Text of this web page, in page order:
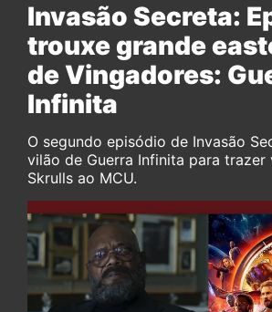
Invasão Secreta:
trouxe grande
de Vingadores:
Infinita
O segundo episódio de Invasão
vilão de Guerra Infinita para trazer
Skrulls ao MCU.